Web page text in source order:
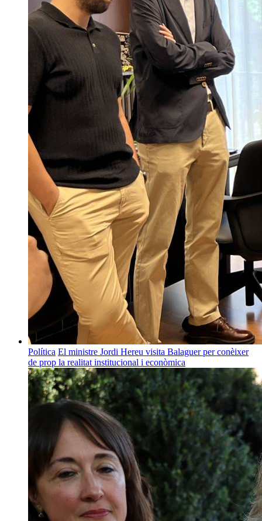
Política El ministre Jordi Hereu visita Balaguer per conèixer
de prop la realitat institucional i econòmica